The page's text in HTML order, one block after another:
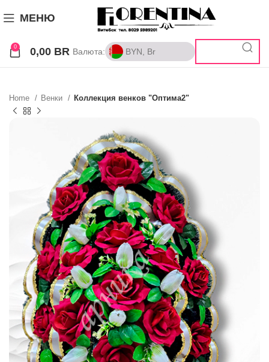
МЕНЮ
0 0,00 BR Валюта: BYN, Br
BYN, Br
Home Венки Коллекция венков "Оптима2"